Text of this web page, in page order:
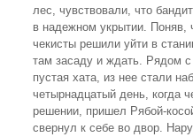
лес, чувствовали, что
в надежном укрытии. Поняв,
чекисты решили уйти в
там засаду и ждать. Рядом
пустая хата, из нее стали
четырнадцатый день, когда
решении, пришел Рябой-
свернул к себе во двор.